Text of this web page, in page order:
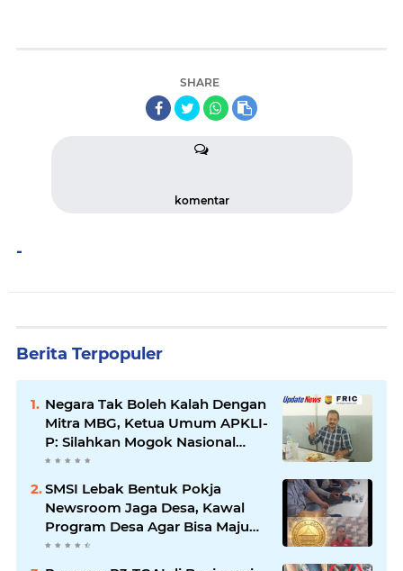
SHARE
komentar
-
Berita Terpopuler
Negara Tak Boleh Kalah Dengan
Mitra MBG, Ketua Umum APKLI-
P: Silahkan Mogok Nasional
Ganti Kantin Sekolah
SMSI Lebak Bentuk Pokja
Newsroom Jaga Desa, Kawal
Program Desa Agar Bisa Maju
dan Mandiri